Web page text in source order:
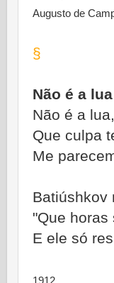
Augusto de
§
Não é a lua
Não é a
Que culpa
Me
Batiúshkov
"Que
E ele só